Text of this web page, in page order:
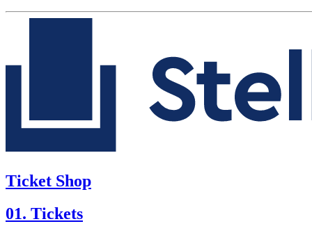
Ticket Shop
01. Tickets